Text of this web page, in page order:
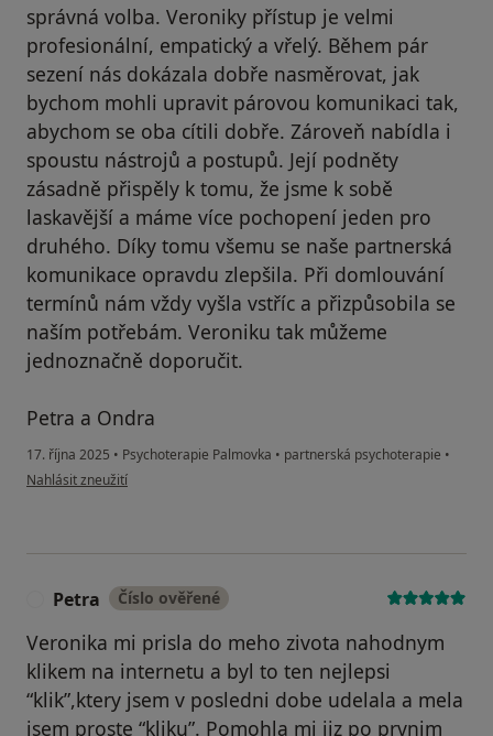
správná volba. Veroniky přístup je velmi
profesionální, empatický a vřelý. Během pár
sezení nás dokázala dobře nasměrovat, jak
bychom mohli upravit párovou komunikaci tak,
abychom se oba cítili dobře. Zároveň nabídla i
spoustu nástrojů a postupů. Její podněty
zásadně přispěly k tomu, že jsme k sobě
laskavější a máme více pochopení jeden pro
druhého. Díky tomu všemu se naše partnerská
komunikace opravdu zlepšila. Při domlouvání
termínů nám vždy vyšla vstříc a přizpůsobila se
naším potřebám. Veroniku tak můžeme
jednoznačně doporučit.
Petra a Ondra
17. října 2025 • Psychoterapie Palmovka • partnerská psychoterapie •
podle názoru uživatele Petra
Nahlásit zneužití
Petra Číslo ověřené
Veronika mi prisla do meho zivota nahodnym
klikem na internetu a byl to ten nejlepsi
“klik”,ktery jsem v posledni dobe udelala a mela
jsem proste “kliku”. Pomohla mi jiz po prvnim